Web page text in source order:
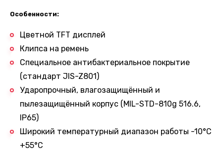
Особенности:
Цветной TFT дисплей
Клипса на ремень
Специальное антибактериальное покрытие
(стандарт JIS-Z801)
Ударопрочный, влагозащищённый и
пылезащищённый корпус (MIL-STD-810g 516.6,
IP65)
Широкий температурный диапазон работы -10°C
+55°C